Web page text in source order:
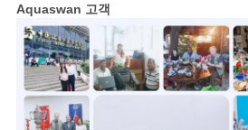
Aquaswan 고객